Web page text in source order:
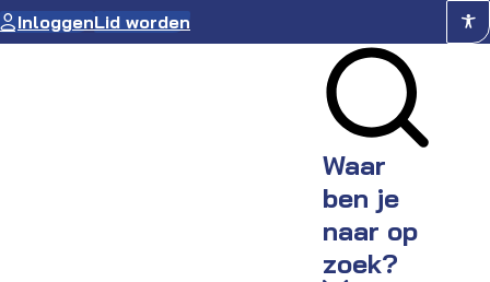
Ga
naar
InloggenLid worden
Waar
ben je
naar op
zoek?